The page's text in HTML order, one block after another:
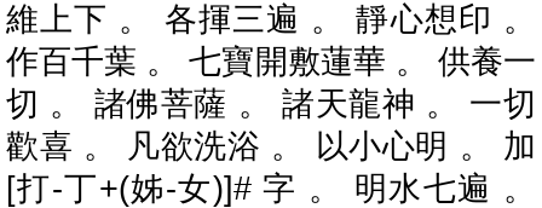
維上下 。 各揮三遍 。 靜心想印 。
作百千葉 。 七寶開敷蓮華 。 供養一
切 。 諸佛菩薩 。 諸天龍神 。 一切
歡喜 。 凡欲洗浴 。 以小心明 。 加
[打-丁+(姊-女)]# 字 。 明水七遍 。